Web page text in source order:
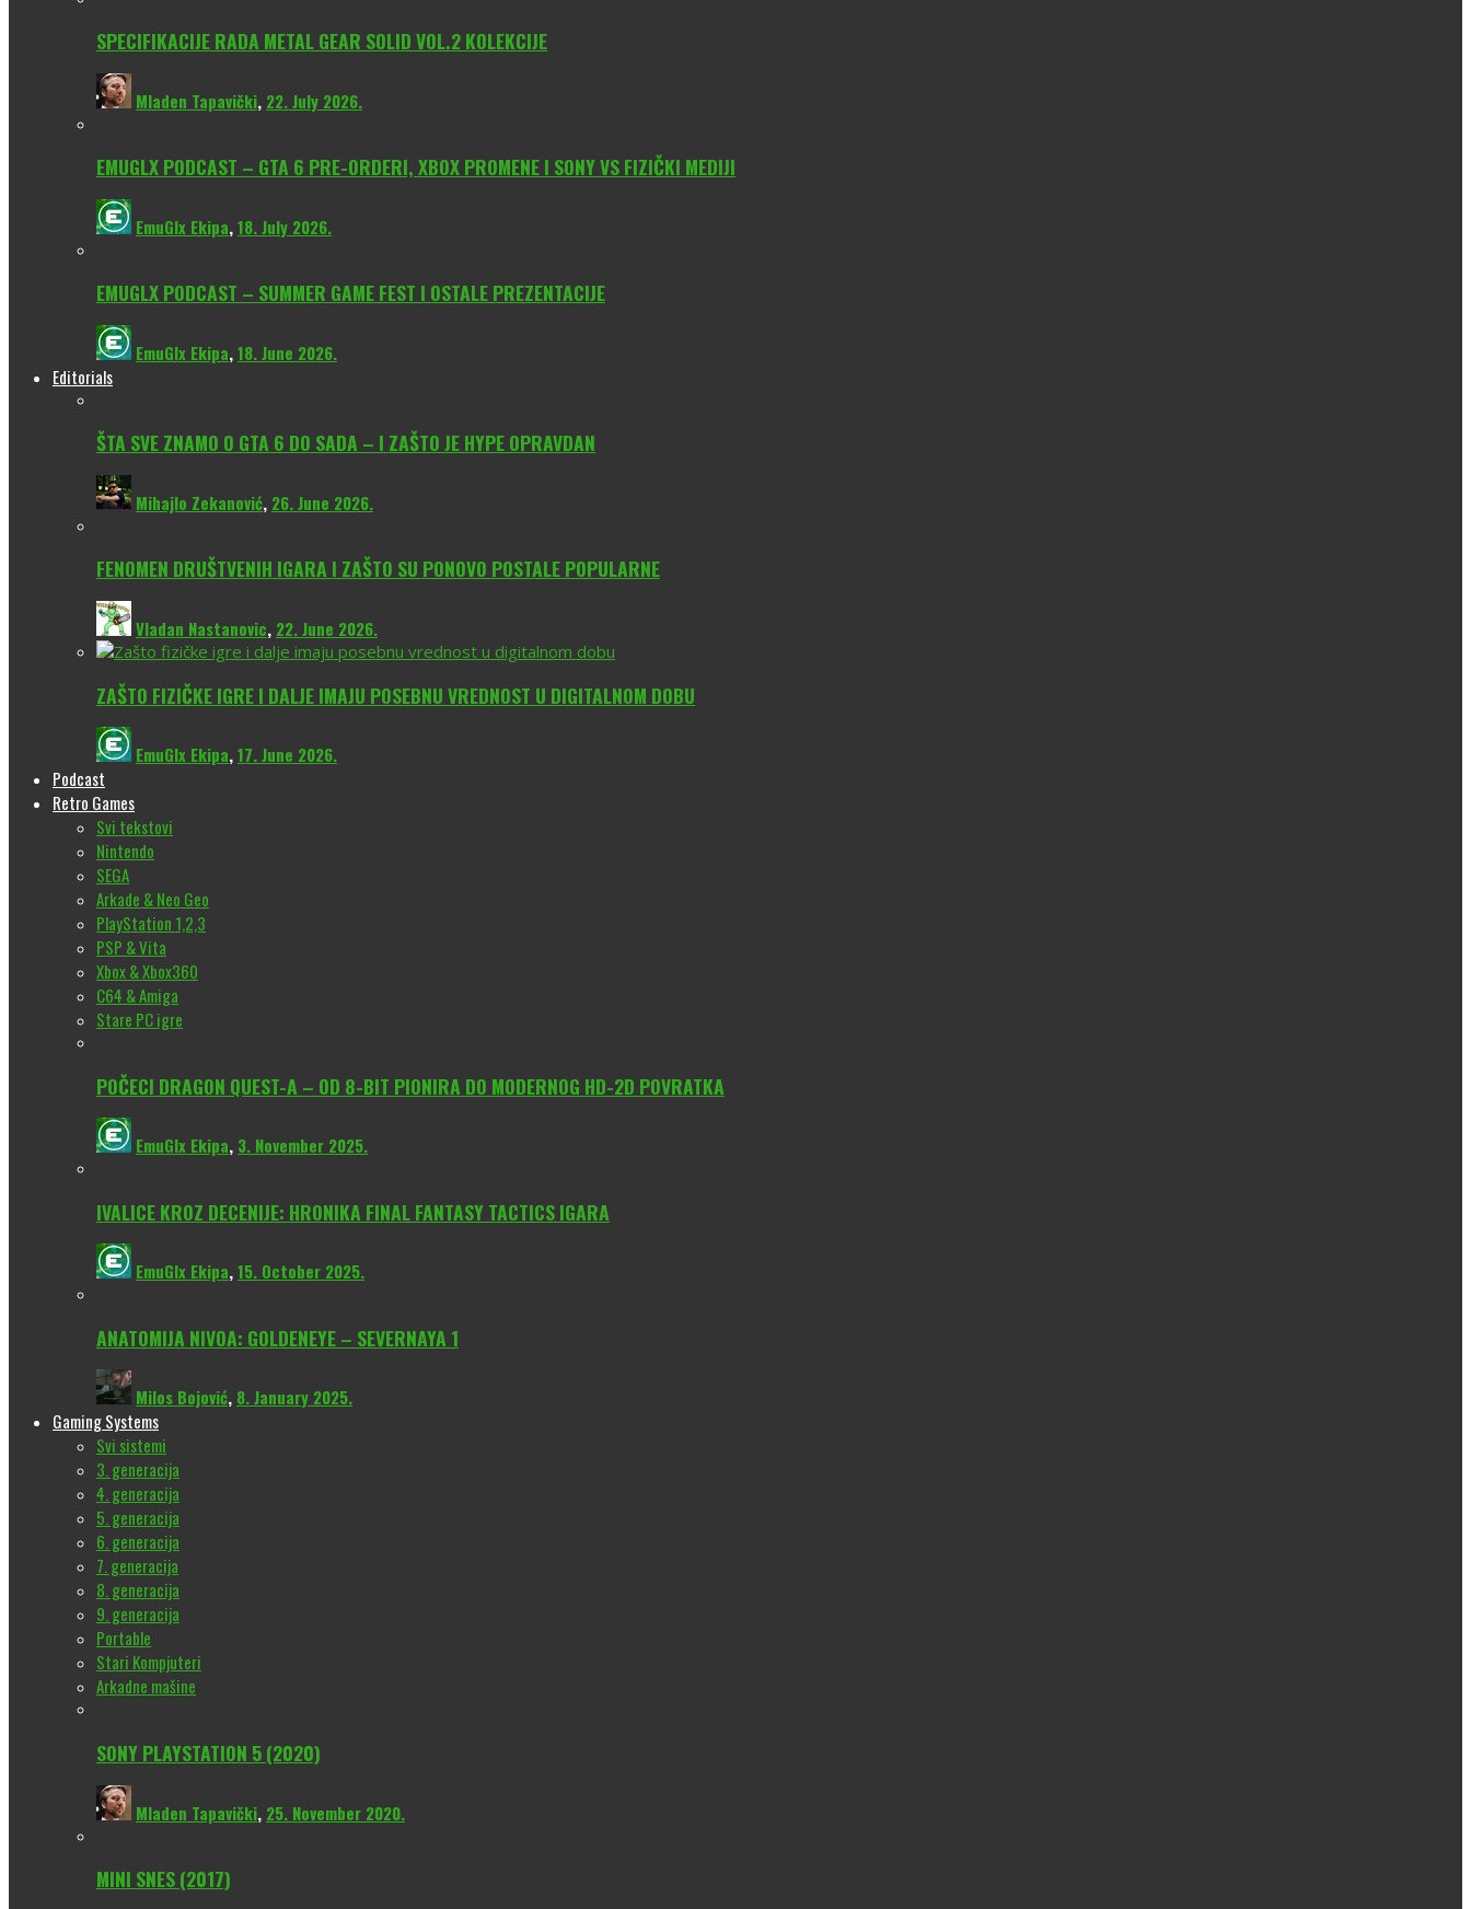
SPECIFIKACIJE RADA METAL GEAR SOLID VOL.2 KOLEKCIJE
Mladen Tapavički, 22. July 2026.
EMUGLX PODCAST – GTA 6 PRE-ORDERI, XBOX PROMENE I SONY VS FIZIČKI MEDIJI
EmuGlx Ekipa,18. July 2026.
EMUGLX PODCAST – SUMMER GAME FEST I OSTALE PREZENTACIJE
EmuGlx Ekipa,18. June 2026.
Editorials
ŠTA SVE ZNAMO O GTA 6 DO SADA – I ZAŠTO JE HYPE OPRAVDAN
Mihajlo Zekanović, 26. June 2026.
FENOMEN DRUŠTVENIH IGARA I ZAŠTO SU PONOVO POSTALE POPULARNE
Vladan Nastanovic, 22. June 2026.
ZAŠTO FIZIČKE IGRE I DALJE IMAJU POSEBNU VREDNOST U DIGITALNOM DOBU
EmuGlx Ekipa,17. June 2026.
Podcast
Retro Games
Svi tekstovi
Nintendo
SEGA
Arkade & Neo Geo
PlayStation 1,2,3
PSP & Vita
Xbox & Xbox360
C64 & Amiga
Stare PC igre
POČECI DRAGON QUEST-A – OD 8-BIT PIONIRA DO MODERNOG HD-2D POVRATKA
EmuGlx Ekipa, 3. November 2025.
IVALICE KROZ DECENIJE: HRONIKA FINAL FANTASY TACTICS IGARA
EmuGlx Ekipa,15. October 2025.
ANATOMIJA NIVOA: GOLDENEYE – SEVERNAYA 1
Milos Bojović, 8. January 2025.
Gaming Systems
Svi sistemi
3. generacija
4. generacija
5. generacija
6. generacija
7. generacija
8. generacija
9. generacija
Portable
Stari Kompjuteri
Arkadne mašine
SONY PLAYSTATION 5 (2020)
Mladen Tapavički, 25. November 2020.
MINI SNES (2017)